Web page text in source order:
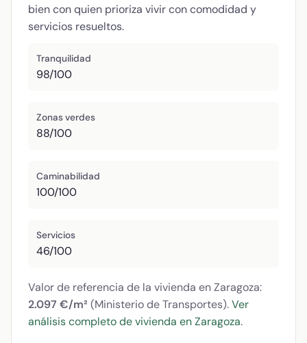
bien con quien prioriza vivir con comodidad y
servicios resueltos.
Tranquilidad
98/100
Zonas verdes
88/100
Caminabilidad
100/100
Servicios
46/100
Valor de referencia de la vivienda en Zaragoza:
2.097 €/m² (Ministerio de Transportes).Ver
análisis completo de vivienda en Zaragoza.